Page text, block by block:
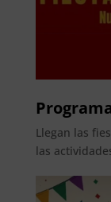
Llegan las
las